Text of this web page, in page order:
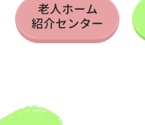
老人ホーム
紹介センター